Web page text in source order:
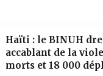
Haïti : le BINUH
accablant de la
morts et 18 000